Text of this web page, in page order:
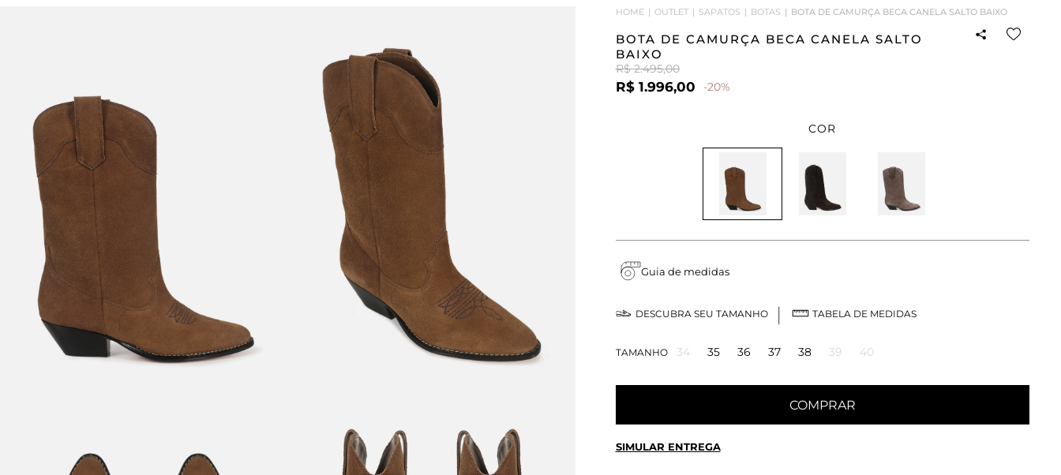
HOME OUTLET SAPATOS BOTAS BOTA DE CAMURÇA BECA CANELA SALTO BAIXO
BOTA DE CAMURÇA BECA CANELA SALTO
BAIXO
R$ 2.495,00
R$ 1.996,00 -20%
COR
Guia de medidas
DESCUBRA SEU TAMANHO TABELA DE MEDIDAS
TAMANHO 34 35 36 37 38 39 40
COMPRAR
SIMULAR ENTREGA